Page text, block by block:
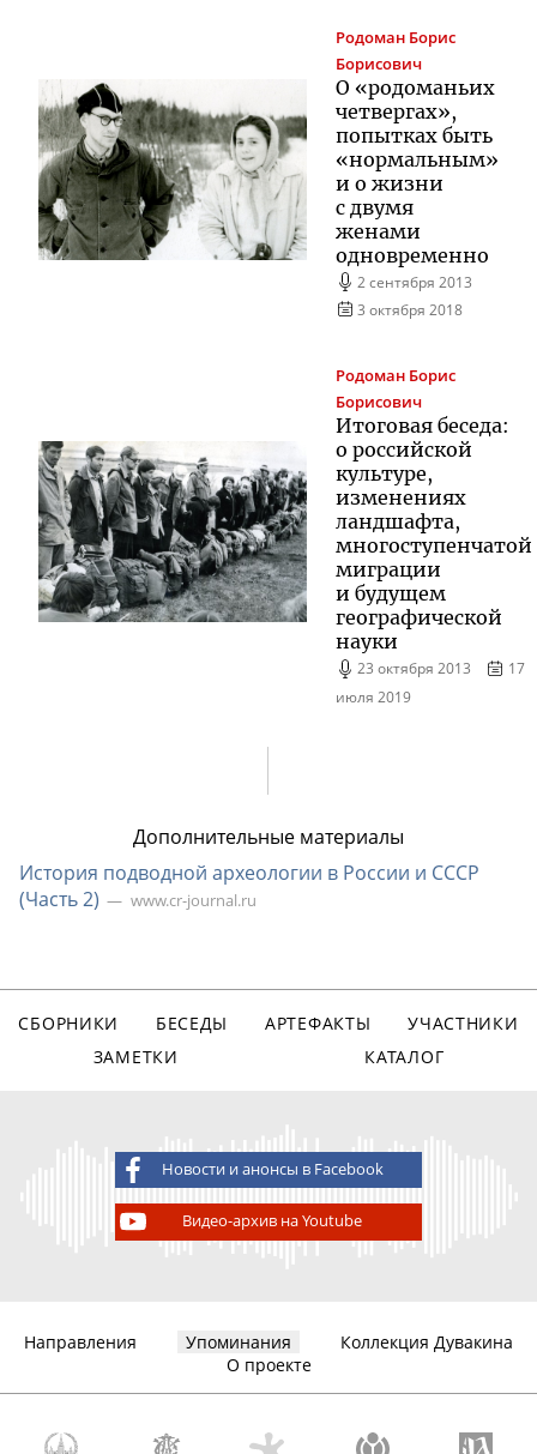
Родоман Борис
Борисович
О «родоманьих
четвергах»,
попытках быть
«нормальным»
и о жизни
с двумя
женами
одновременно
2 сентября 2013
3 октября 2018
Родоман Борис
Борисович
Итоговая беседа:
о российской
культуре,
изменениях
ландшафта,
многоступенчатой
миграции
и будущем
географической
науки
23 октября 2013
17
июля 2019
Дополнительные материалы
История подводной археологии в России и СССР
(Часть 2)
www.cr-journal.ru
СБОРНИКИ БЕСЕДЫ АРТЕФАКТЫ
УЧАСТНИКИ
ЗАМЕТКИ
КАТАЛОГ
Новости и анонсы в Facebook
Видео-архив на Youtube
Направления Упоминания
Коллекция Дувакина
О проекте